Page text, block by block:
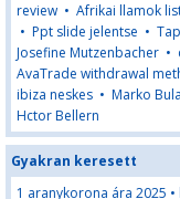
review • Afrikai llamok
• Ppt slide jelentse •
Josefine Mutzenbacher •
AvaTrade withdrawal
ibiza neskes • Marko
Hctor Bellern
Gyakran keresett
1 aranykorona ára 2025 •